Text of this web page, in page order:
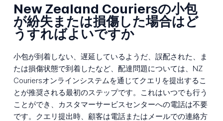
New Zealand Couriersの小包
が紛失または損傷した場合はど
うすればよいですか
小包が到着しない、遅延しているようだ、誤配された、ま
たは損傷状態で到着したなど、配達問題については、NZ
Couriersオンラインシステムを通じてクエリを提出するこ
とが推奨される最初のステップです。これはいつでも行う
ことができ、カスタマーサービスセンターへの電話は不要
です。クエリ提出時、顧客は電話またはメールでの連絡方